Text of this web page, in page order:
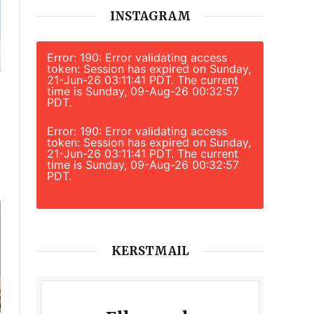
INSTAGRAM
Error: 190: Error validating access
token: Session has expired on Sunday,
21-Jun-26 03:11:41 PDT. The current
time is Sunday, 09-Aug-26 00:32:57
PDT.
Error: 190: Error validating access
token: Session has expired on Sunday,
21-Jun-26 03:11:41 PDT. The current
time is Sunday, 09-Aug-26 00:32:57
PDT.
KERSTMAIL